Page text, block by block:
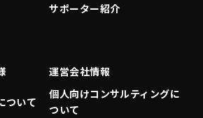
サポーター紹介
運営会社情報
ついて
個人向けコンサルティングに
ついて